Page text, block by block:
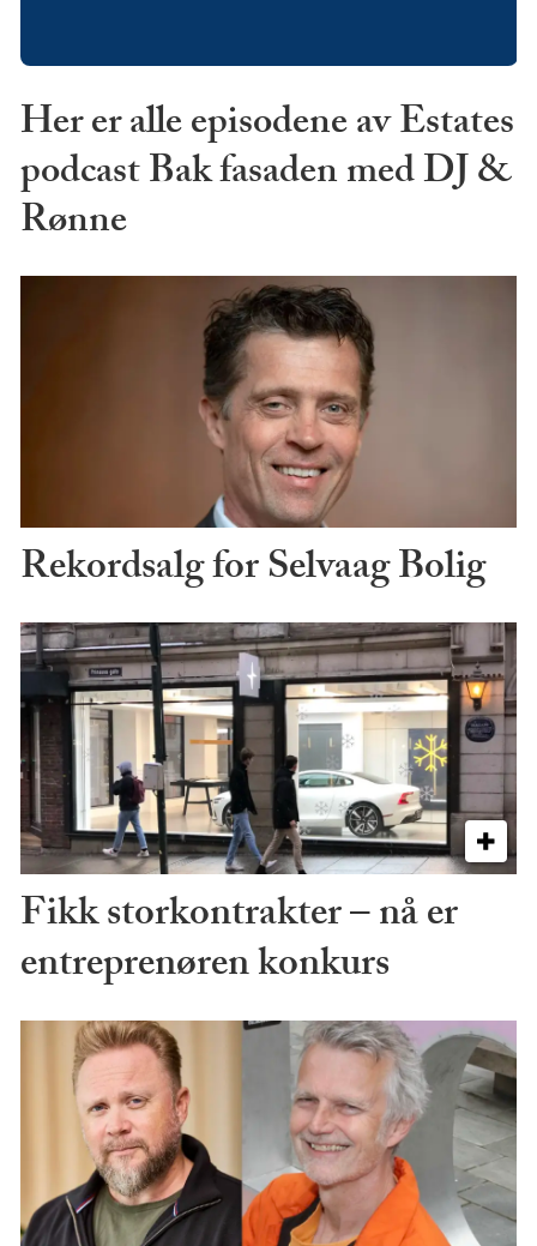
Her er alle episodene av Estates
podcast Bak fasaden med DJ &
Rønne
Rekordsalg for Selvaag Bolig
Fikk storkontrakter – nå er
entreprenøren konkurs